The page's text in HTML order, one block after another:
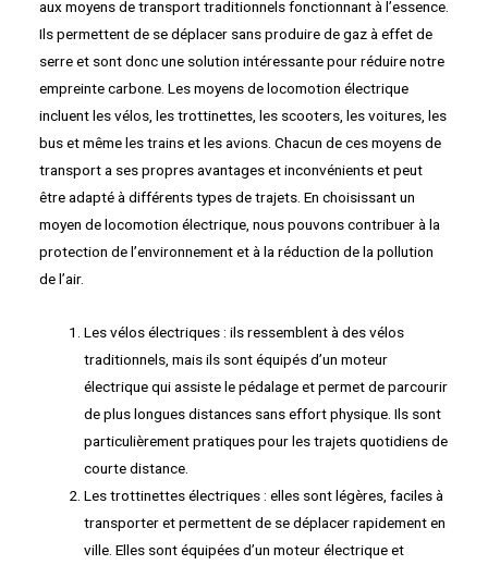
aux moyens de transport traditionnels fonctionnant à l’essence.
Ils permettent de se déplacer sans produire de gaz à effet de
serre et sont donc une solution intéressante pour réduire notre
empreinte carbone. Les moyens de locomotion électrique
incluent les vélos, les trottinettes, les scooters, les voitures, les
bus et même les trains et les avions. Chacun de ces moyens de
transport a ses propres avantages et inconvénients et peut
être adapté à différents types de trajets. En choisissant un
moyen de locomotion électrique, nous pouvons contribuer à la
protection de l’environnement et à la réduction de la pollution
de l’air.
Les vélos électriques : ils ressemblent à des vélos
traditionnels, mais ils sont équipés d’un moteur
électrique qui assiste le pédalage et permet de parcourir
de plus longues distances sans effort physique. Ils sont
particulièrement pratiques pour les trajets quotidiens de
courte distance.
Les trottinettes électriques : elles sont légères, faciles à
transporter et permettent de se déplacer rapidement en
ville. Elles sont équipées d’un moteur électrique et